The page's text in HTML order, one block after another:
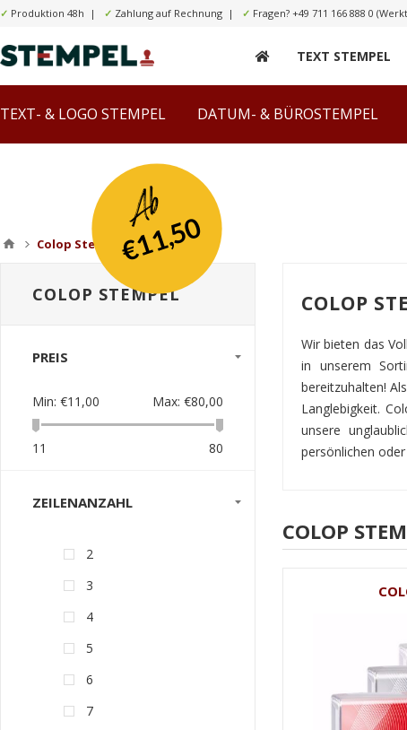
✓ Produktion 48h | ✓ Zahlung auf Rechnung | ✓ Fragen? +49 711 166 888 0
TEXT STEMPEL
TEXT- & LOGO STEMPEL DATUM- & BÜROSTEMPEL
Ab
€11,50
Colop Stempel
COLOP
Wir bieten das
in unserem
bereitzuhalten!
Langlebigkeit.
unsere
persönlichen
COLOP
COLOP STEMPEL
PREIS
Min: €11,00 Max: €80,00
11 80
ZEILENANZAHL
2
3
4
5
6
7